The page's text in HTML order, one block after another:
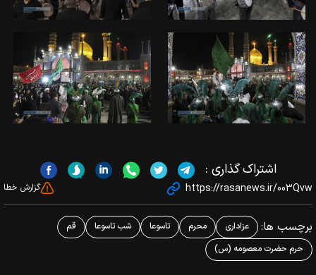
اشتراک گذاری :
https://rasanews.ir/003Qvw گزارش خطا
برچسب ها: عزاداری محرم تاسوعا شب تاسوعا
قم
حرم حضرت معصومه (س)